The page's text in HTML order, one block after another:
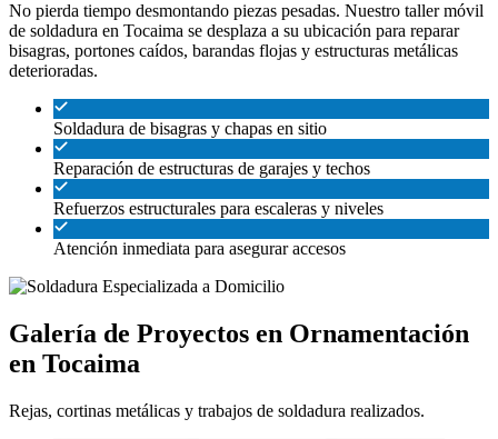
No pierda tiempo desmontando piezas pesadas. Nuestro taller móvil
de soldadura en Tocaima se desplaza a su ubicación para reparar
bisagras, portones caídos, barandas flojas y estructuras metálicas
deterioradas.
Soldadura de bisagras y chapas en sitio
Reparación de estructuras de garajes y techos
Refuerzos estructurales para escaleras y niveles
Atención inmediata para asegurar accesos
Galería de Proyectos en Ornamentación
en Tocaima
Rejas, cortinas metálicas y trabajos de soldadura realizados.